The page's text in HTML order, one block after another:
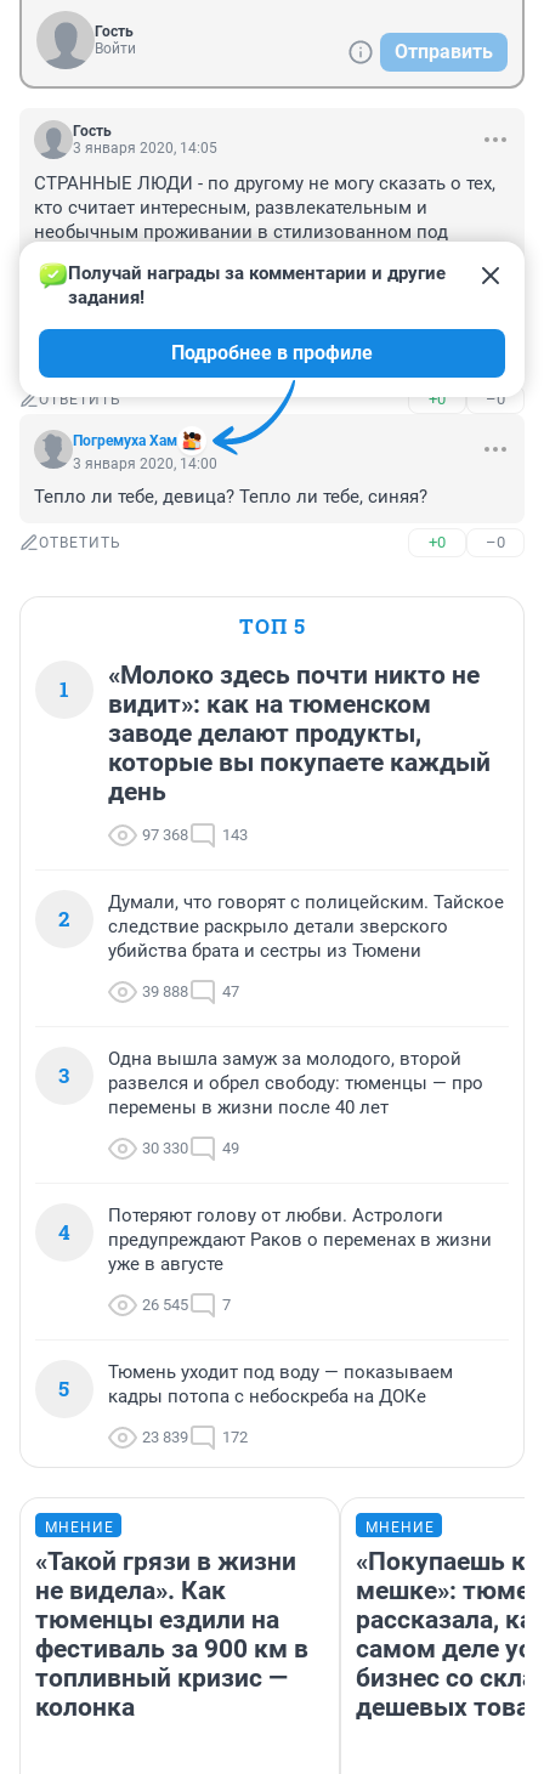
Гость
Войти
Отправить
Гость
3 января 2020, 14:05
СТРАННЫЕ ЛЮДИ - по другому не могу сказать о тех,
кто считает интересным, развлекательным и
необычным проживании в стилизованном под
адреналин , эмоции по прайсу, ассоциирование себя
с персонажами под лозунгом :
"СДЕЛАЕМ АТМОСФЕРУ ТЮРЬМЫ ПРИВЫЧНОЙ ДЛЯ
ОТВЕТИТЬ +0 –0
Погремуха Хам
Получай награды за комментарии и другие
задания!
Подробнее в профиле
3 января 2020, 14:00
Тепло ли тебе, девица? Тепло ли тебе, синяя?
ОТВЕТИТЬ +0 –0
ТОП 5
1
«Молоко здесь почти никто не
видит»: как на тюменском
заводе делают продукты,
которые вы покупаете каждый
день
97 368 143
2
Думали, что говорят с полицейским. Тайское
следствие раскрыло детали зверского
убийства брата и сестры из Тюмени
39 888 47
3
Одна вышла замуж за молодого, второй
развелся и обрел свободу: тюменцы — про
перемены в жизни после 40 лет
30 330 49
4
Потеряют голову от любви. Астрологи
предупреждают Раков о переменах в жизни
уже в августе
26 545 7
5
Тюмень уходит под воду — показываем
кадры потопа с небоскреба на ДОКе
23 839 172
МНЕНИЕ
«Такой грязи в жизни
не видела». Как
тюменцы ездили на
фестиваль за 900 км в
топливный кризис —
колонка
МНЕНИЕ
«Покупаешь
мешке»:
рассказала,
самом деле
бизнес со
дешевых